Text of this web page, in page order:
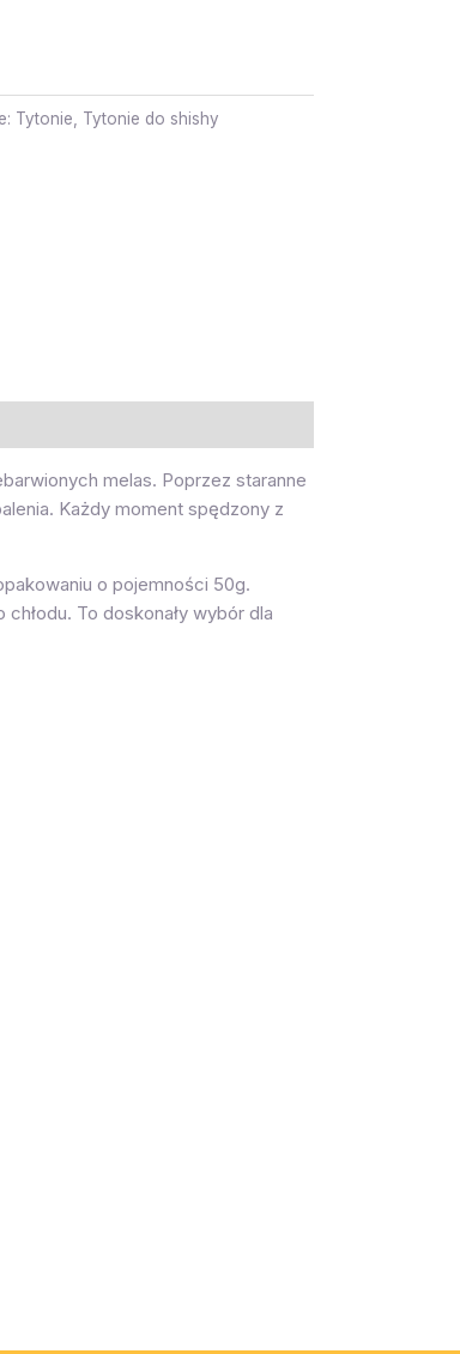
Tytonie, Tytonie do shishy
melas. Poprzez staranne
Każdy moment spędzony z
o pojemności 50g.
To doskonały wybór dla